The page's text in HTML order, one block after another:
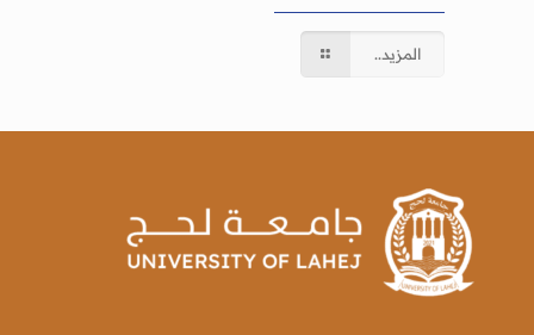
المزيد..